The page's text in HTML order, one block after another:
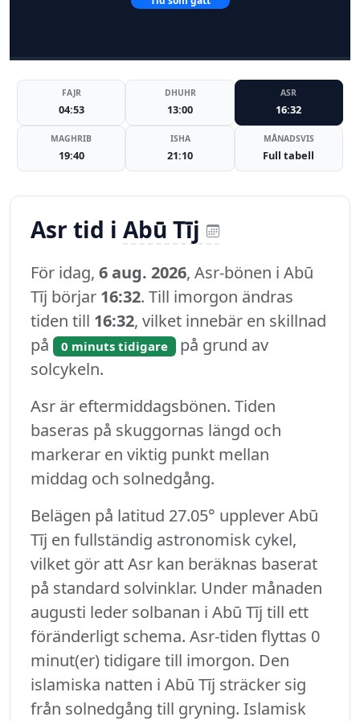
FAJR
04:53
DHUHR
13:00
ASR
16:32
MAGHRIB
19:40
ISHA
21:10
MÅNADSVIS
Full tabell
Asr tid i Abū Tīj
För idag, 6 aug. 2026, Asr-bönen i Abū
Tīj börjar 16:32. Till imorgon ändras
tiden till 16:32, vilket innebär en skillnad
på
0 minuts tidigare på grund av
solcykeln.
Asr är eftermiddagsbönen. Tiden
baseras på skuggornas längd och
markerar en viktig punkt mellan
middag och solnedgång.
Belägen på latitud 27.05° upplever Abū
Tīj en fullständig astronomisk cykel,
vilket gör att Asr kan beräknas baserat
på standard solvinklar. Under månaden
augusti leder solbanan i Abū Tīj till ett
föränderligt schema. Asr-tiden flyttas 0
minut(er) tidigare till imorgon. Den
islamiska natten i Abū Tīj sträcker sig
från solnedgång till gryning. Islamisk